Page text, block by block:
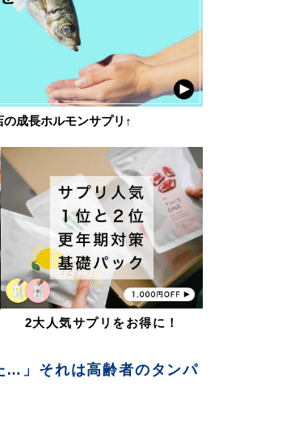
成長ホルモンサプリ↑
2大人気サプリをお得に！
…」それは高齢者のタンパ